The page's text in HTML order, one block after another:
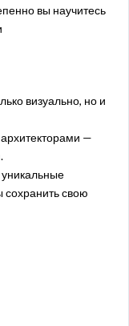
вы научитесь
визуально, но и
—
сохранить свою